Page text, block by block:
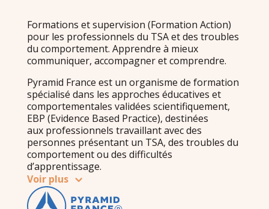
Formations et supervision (Formation Action)
pour les professionnels du TSA et des troubles
du comportement. Apprendre à mieux
communiquer, accompagner et comprendre.
Pyramid France est un organisme de formation
spécialisé dans les approches éducatives et
comportementales validées scientifiquement,
EBP (Evidence Based Practice), destinées
aux professionnels travaillant avec des
personnes présentant un TSA, des troubles du
comportement ou des difficultés
d’apprentissage.
Voir plus